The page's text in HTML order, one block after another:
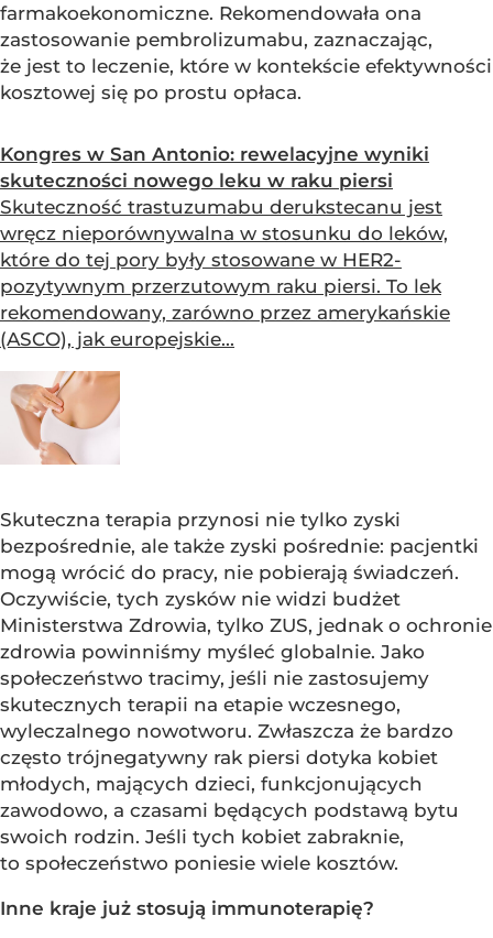
farmakoekonomiczne. Rekomendowała ona
zastosowanie pembrolizumabu, zaznaczając,
że jest to leczenie, które w kontekście efektywności
kosztowej się po prostu opłaca.
Kongres w San Antonio: rewelacyjne wyniki
skuteczności nowego leku w raku piersi
Skuteczność trastuzumabu derukstecanu jest
wręcz nieporównywalna w stosunku do leków,
które do tej pory były stosowane w HER2-
pozytywnym przerzutowym raku piersi. To lek
rekomendowany, zarówno przez amerykańskie
(ASCO), jak europejskie...
Skuteczna terapia przynosi nie tylko zyski
bezpośrednie, ale także zyski pośrednie: pacjentki
mogą wrócić do pracy, nie pobierają świadczeń.
Oczywiście, tych zysków nie widzi budżet
Ministerstwa Zdrowia, tylko ZUS, jednak o ochronie
zdrowia powinniśmy myśleć globalnie. Jako
społeczeństwo tracimy, jeśli nie zastosujemy
skutecznych terapii na etapie wczesnego,
wyleczalnego nowotworu. Zwłaszcza że bardzo
często trójnegatywny rak piersi dotyka kobiet
młodych, mających dzieci, funkcjonujących
zawodowo, a czasami będących podstawą bytu
swoich rodzin. Jeśli tych kobiet zabraknie,
to społeczeństwo poniesie wiele kosztów.
Inne kraje już stosują immunoterapię?